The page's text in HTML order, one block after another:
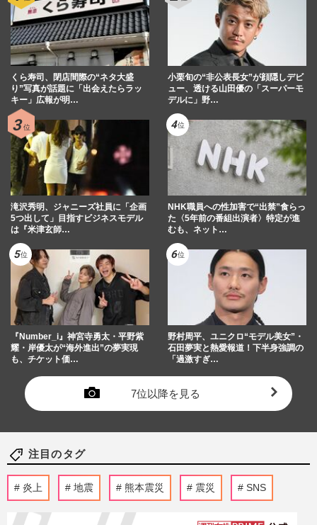
くら寿司、閉店間際の“ネタ大盛
り”写真が話題に「出会えたらラッ
キー」広報が明…
小栗旬の“非公表長女”が顔隠しデビ
ュー、透ける山田優の「スーパーモ
デルに」野…
滝沢秀明、ジャニーズ社員に「企画
5つ出して」目指すビジネスモデル
は『米津玄師…
NHK職員への性加害で“出禁”食らっ
た〈5年前の番組出演者〉特定が進
むも、ネット…
『Number_i』神宮寺勇太・平野紫
耀・岸優太が“海外進出”の夢実現
も、チケット価…
野村周平、ユニクロ“モデル美女”・
石田夢実と熱愛報道！下半身強調の
「過激すぎ…
7位以降を見る
注目のタグ
炎上 地震 熊本震災 震災 SNS